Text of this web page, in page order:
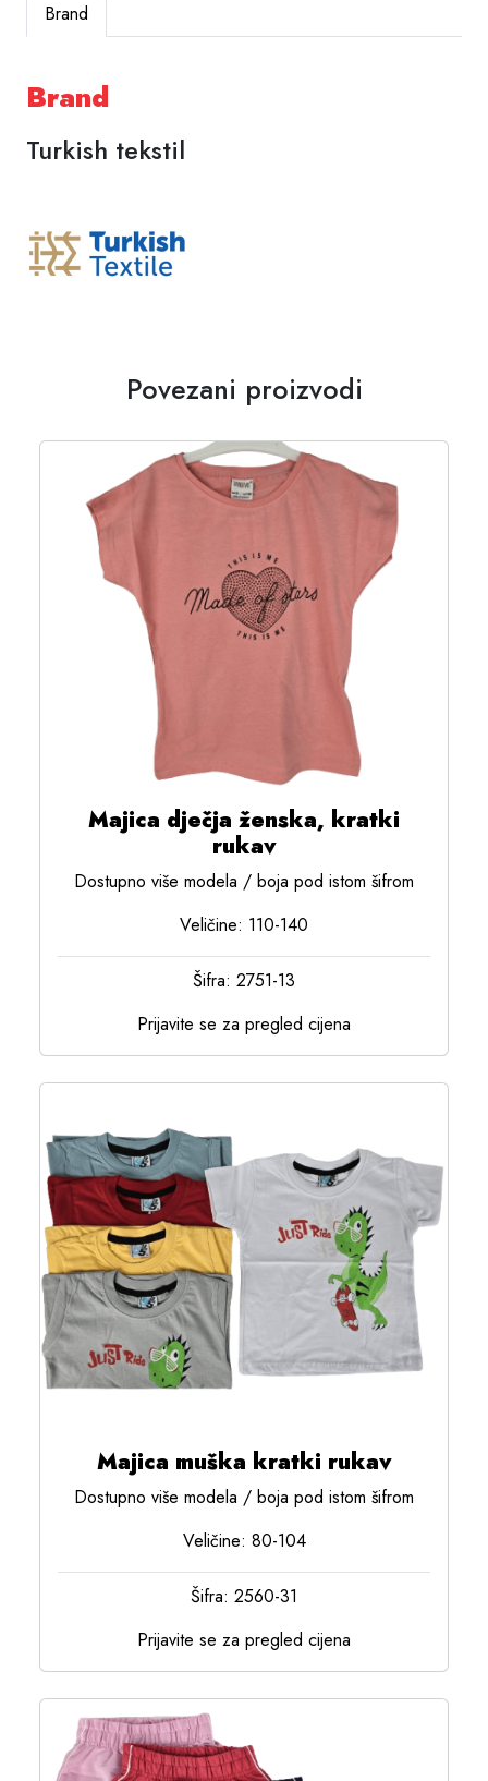
Brand
Brand
Turkish tekstil
Povezani proizvodi
Majica dječja ženska, kratki
rukav
Dostupno više modela / boja pod istom šifrom
Veličine: 110-140
Šifra: 2751-13
Prijavite se za pregled cijena
Majica muška kratki rukav
Dostupno više modela / boja pod istom šifrom
Veličine: 80-104
Šifra: 2560-31
Prijavite se za pregled cijena